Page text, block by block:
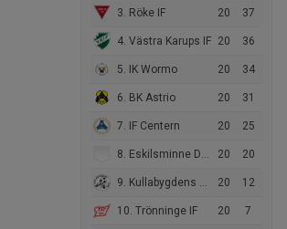
3. Röke IF 20 37
4. Västra Karups IF 20 36
5. IK Wormo 20 34
6. BK Astrio 20 31
7. IF Centern 20 25
8. Eskilsminne DFF 20 20
9. Kullabygdens DFF 20 12
10. Trönninge IF 20 7